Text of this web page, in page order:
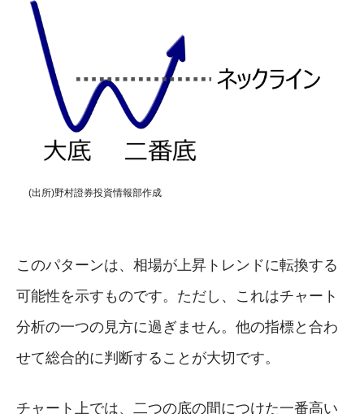
(出所)野村證券投資情報部作成
このパターンは、相場が上昇トレンドに転換する
可能性を示すものです。ただし、これはチャート
分析の一つの見方に過ぎません。他の指標と合わ
せて総合的に判断することが大切です。
チャート上では、二つの底の間につけた一番高い